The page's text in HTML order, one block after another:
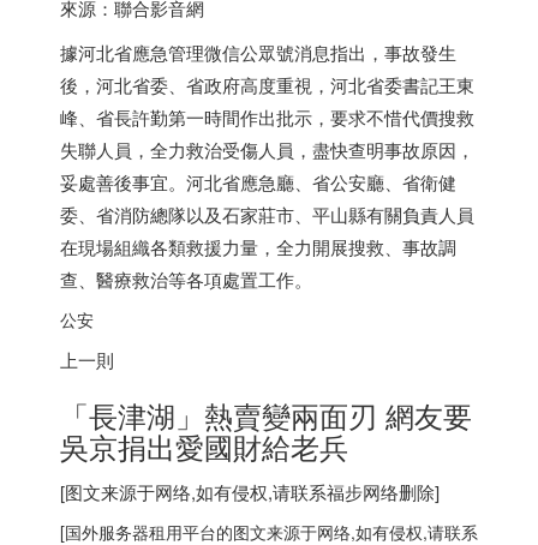
來源：聯合影音網
據河北省應急管理微信公眾號消息指出，事故發生
後，河北省委、省政府高度重視，河北省委書記王東
峰、省長許勤第一時間作出批示，要求不惜代價搜救
失聯人員，全力救治受傷人員，盡快查明事故原因，
妥處善後事宜。河北省應急廳、省公安廳、省衛健
委、省消防總隊以及石家莊市、平山縣有關負責人員
在現場組織各類救援力量，全力開展搜救、事故調
查、醫療救治等各項處置工作。
公安
上一則
「長津湖」熱賣變兩面刃 網友要
吳京捐出愛國財給老兵
[图文来源于网络,如有侵权,请联系福步网络删除]
[国外服务器租用平台的图文来源于网络,如有侵权,请联系